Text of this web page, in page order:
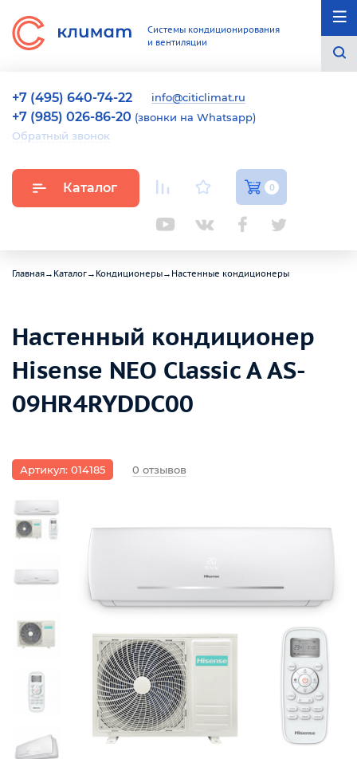
Системы кондиционирования
и вентиляции
+7 (495) 640-74-22 info@citiclimat.ru
+7 (985) 026-86-20 (звонки на Whatsapp)
Обратный звонок
Каталог 0
Главная→ Каталог→ Кондиционеры→ Настенные кондиционеры
Настенный кондиционер
Hisense NEO Classic A AS-
09HR4RYDDC00
Артикул: 014185 0 отзывов